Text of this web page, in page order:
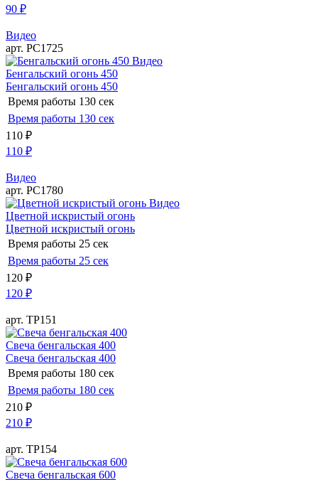
90 ₽
Видео
арт. РС1725
Видео
Бенгальский огонь 450
Бенгальский огонь 450
Время работы 130 сек
Время работы 130 сек
110 ₽
110 ₽
Видео
арт. РС1780
Видео
Цветной искристый огонь
Цветной искристый огонь
Время работы 25 сек
Время работы 25 сек
120 ₽
120 ₽
арт. ТР151
Свеча бенгальская 400
Свеча бенгальская 400
Время работы 180 сек
Время работы 180 сек
210 ₽
210 ₽
арт. ТР154
Свеча бенгальская 600